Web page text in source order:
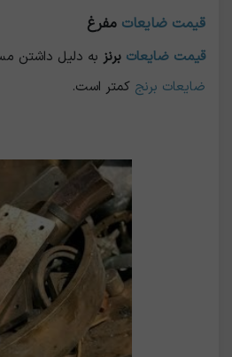
قیمت ضایعات مفرغ
قیمت ضایعات برنز به دلیل داشتن
ضایعات برنج کمتر است.